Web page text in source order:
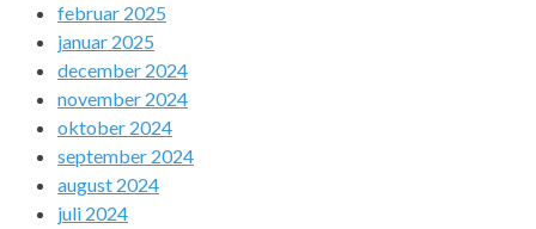
februar 2025
januar 2025
december 2024
november 2024
oktober 2024
september 2024
august 2024
juli 2024